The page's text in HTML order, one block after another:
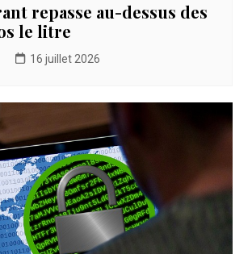
repasse au-dessus des
le litre
16 juillet 2026